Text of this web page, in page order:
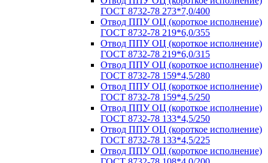
ГОСТ 8732-78 273*7,0/400
Отвод ППУ ОЦ (короткое исполнение)
ГОСТ 8732-78 219*6,0/355
Отвод ППУ ОЦ (короткое исполнение)
ГОСТ 8732-78 219*6,0/315
Отвод ППУ ОЦ (короткое исполнение)
ГОСТ 8732-78 159*4,5/280
Отвод ППУ ОЦ (короткое исполнение)
ГОСТ 8732-78 159*4,5/250
Отвод ППУ ОЦ (короткое исполнение)
ГОСТ 8732-78 133*4,5/250
Отвод ППУ ОЦ (короткое исполнение)
ГОСТ 8732-78 133*4,5/225
Отвод ППУ ОЦ (короткое исполнение)